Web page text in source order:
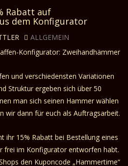
Rabatt auf
dem Konfigurator
ALLGEMEIN
Konfigurator: Zweihandhämmer
und verschiedensten Variationen
Struktur ergeben sich über 50
man sich seinen Hammer wählen
wir dann für euch als Auftragsarbeit.
ihr 15% Rabatt bei Bestellung eines
frei im Konfigurator entworfen habt.
den Kuponcode „Hammertime“